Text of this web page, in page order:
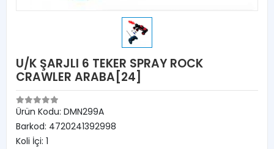
U/K ŞARJLI 6 TEKER SPRAY ROCK
CRAWLER ARABA[24]
Ürün Kodu: DMN299A
Barkod: 4720241392998
Koli İçi: 1